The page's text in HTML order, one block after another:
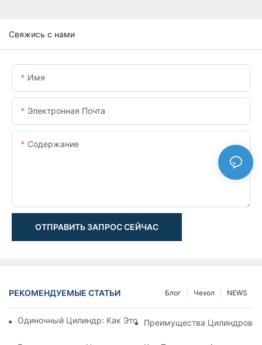
Свяжись с нами
Имя
Электронная Почта
Содержание
ОТПРАВИТЬ ЗАПРОС СЕЙЧАС
РЕКОМЕНДУЕМЫЕ СТАТЬИ NEWS
Чехол
Блог
Одиночный Цилиндр: Как Это Работает & Общие
Преимущества Цилиндров